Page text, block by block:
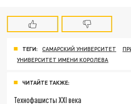
ТЕГИ: САМАРСКИЙ УНИВЕРСИТЕТ
УНИВЕРСИТЕТ ИМЕНИ КОРОЛЕВА
ЧИТАЙТЕ ТАКЖЕ:
Технофашисты XXI века